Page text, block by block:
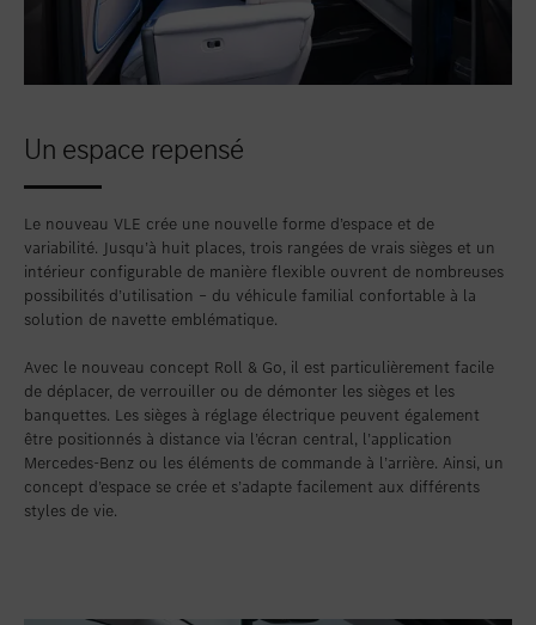
Un espace repensé
Le nouveau VLE crée une nouvelle forme d’espace et de
variabilité. Jusqu’à huit places, trois rangées de vrais sièges et un
intérieur configurable de manière flexible ouvrent de nombreuses
possibilités d’utilisation – du véhicule familial confortable à la
solution de navette emblématique.
Avec le nouveau concept Roll & Go, il est particulièrement facile
de déplacer, de verrouiller ou de démonter les sièges et les
banquettes. Les sièges à réglage électrique peuvent également
être positionnés à distance via l’écran central, l’application
Mercedes-Benz ou les éléments de commande à l’arrière. Ainsi, un
concept d’espace se crée et s’adapte facilement aux différents
styles de vie.